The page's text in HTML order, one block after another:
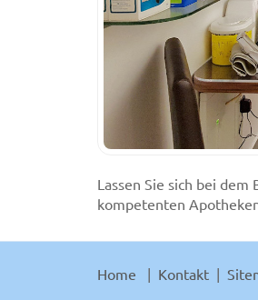
Lassen Sie sich bei
kompetenten
Home Kontakt